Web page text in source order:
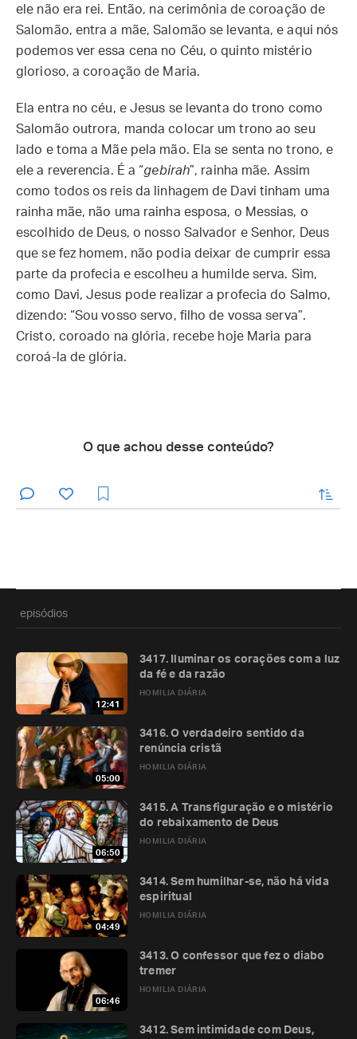
ele não era rei. Então, na cerimônia de coroação de
Salomão, entra a mãe, Salomão se levanta, e aqui nós
podemos ver essa cena no Céu, o quinto mistério
glorioso, a coroação de Maria.
Ela entra no céu, e Jesus se levanta do trono como
Salomão outrora, manda colocar um trono ao seu
lado e toma a Mãe pela mão. Ela se senta no trono, e
ele a reverencia. É a “gebirah”, rainha mãe. Assim
como todos os reis da linhagem de Davi tinham uma
rainha mãe, não uma rainha esposa, o Messias, o
escolhido de Deus, o nosso Salvador e Senhor, Deus
que se fez homem, não podia deixar de cumprir essa
parte da profecia e escolheu a humilde serva. Sim,
como Davi, Jesus pode realizar a profecia do Salmo,
dizendo: “Sou vosso servo, filho de vossa serva”.
Cristo, coroado na glória, recebe hoje Maria para
coroá-la de glória.
O que achou desse conteúdo?
enviar
episódios
12:41
HOMILIA DIÁRIA
3417. Iluminar os corações com a luz
da fé e da razão
05:00
HOMILIA DIÁRIA
3416. O verdadeiro sentido da
renúncia cristã
06:50
HOMILIA DIÁRIA
3415. A Transfiguração e o mistério
do rebaixamento de Deus
04:49
HOMILIA DIÁRIA
3414. Sem humilhar-se, não há vida
espiritual
06:46
HOMILIA DIÁRIA
3413. O confessor que fez o diabo
tremer
3412. Sem intimidade com Deus,